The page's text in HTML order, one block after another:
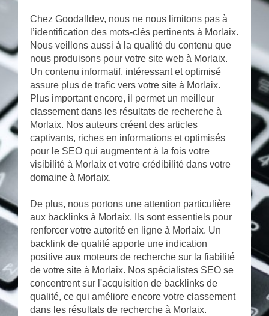
Chez Goodalldev, nous ne nous limitons pas à
l’identification des mots-clés pertinents à Morlaix.
Nous veillons aussi à la qualité du contenu que
nous produisons pour votre site web à Morlaix.
Un contenu informatif, intéressant et optimisé
assure plus de trafic vers votre site à Morlaix.
Plus important encore, il permet un meilleur
classement dans les résultats de recherche à
Morlaix. Nos auteurs créent des articles
captivants, riches en informations et optimisés
pour le SEO qui augmentent à la fois votre
visibilité à Morlaix et votre crédibilité dans votre
domaine à Morlaix.
De plus, nous portons une attention particulière
aux backlinks à Morlaix. Ils sont essentiels pour
renforcer votre autorité en ligne à Morlaix. Un
backlink de qualité apporte une indication
positive aux moteurs de recherche sur la fiabilité
de votre site à Morlaix. Nos spécialistes SEO se
concentrent sur l'acquisition de backlinks de
qualité, ce qui améliore encore votre classement
dans les résultats de recherche à Morlaix.